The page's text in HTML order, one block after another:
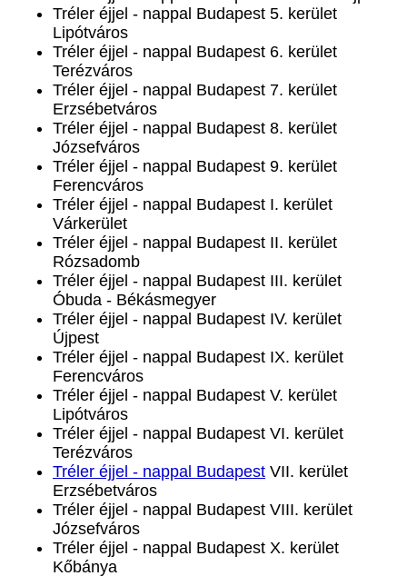
Tréler éjjel - nappal Budapest 5. kerület
Lipótváros
Tréler éjjel - nappal Budapest 6. kerület
Terézváros
Tréler éjjel - nappal Budapest 7. kerület
Erzsébetváros
Tréler éjjel - nappal Budapest 8. kerület
Józsefváros
Tréler éjjel - nappal Budapest 9. kerület
Ferencváros
Tréler éjjel - nappal Budapest I. kerület
Várkerület
Tréler éjjel - nappal Budapest II. kerület
Rózsadomb
Tréler éjjel - nappal Budapest III. kerület
Óbuda - Békásmegyer
Tréler éjjel - nappal Budapest IV. kerület
Újpest
Tréler éjjel - nappal Budapest IX. kerület
Ferencváros
Tréler éjjel - nappal Budapest V. kerület
Lipótváros
Tréler éjjel - nappal Budapest VI. kerület
Terézváros
Tréler éjjel - nappal Budapest VII. kerület
Erzsébetváros
Tréler éjjel - nappal Budapest VIII. kerület
Józsefváros
Tréler éjjel - nappal Budapest X. kerület
Kőbánya